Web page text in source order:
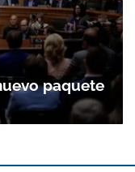
paquete